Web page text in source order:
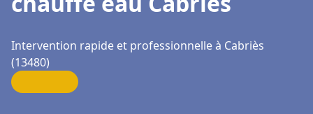
Intervention rapide et professionnelle à Cabriès
(13480)